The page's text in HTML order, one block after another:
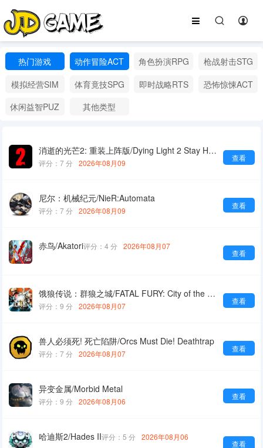
热门游戏 动作冒险ACT 角色扮演RPG
枪战射击STG
模拟经营SIM
体育竟技SPG 即时战略RTS
恐怖惊悚ACT
休闲益智PUZ
其他类型
消逝的光芒2: 重装上阵版/Dying Light 2 Stay Human: Reloaded Edition
查看
评分：7 分 2026年08月09
尼尔：机械纪元/NieR:Automata
查看
评分：7 分 2026年08月09
赤鸟/Akatori
查看
评分：4 分 2026年08月07
饿狼传说：群狼之城/FATAL FURY: City of the Wolves
查看
评分：9 分 2026年08月07
兽人必须死! 死亡陷阱/Orcs Must Die! Deathtrap
查看
评分：7 分 2026年08月07
异变金属/Morbid Metal
查看
评分：9 分 2026年08月06
哈迪斯2/Hades II
查看
评分：5 分 2026年08月06